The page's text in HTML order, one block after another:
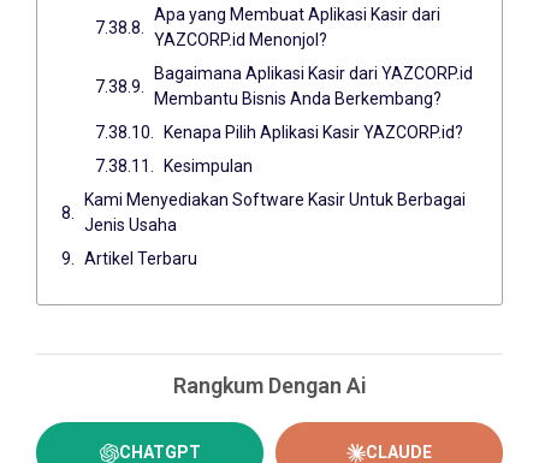
Apa yang Membuat Aplikasi Kasir dari
YAZCORP.id Menonjol?
Bagaimana Aplikasi Kasir dari YAZCORP.id
Membantu Bisnis Anda Berkembang?
Kenapa Pilih Aplikasi Kasir YAZCORP.id?
Kesimpulan
Kami Menyediakan Software Kasir Untuk Berbagai
Jenis Usaha
Artikel Terbaru
Rangkum Dengan Ai
CHATGPT CLAUDE